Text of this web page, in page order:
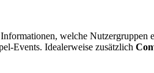
welche
Events. Idealerweise zusätzlich